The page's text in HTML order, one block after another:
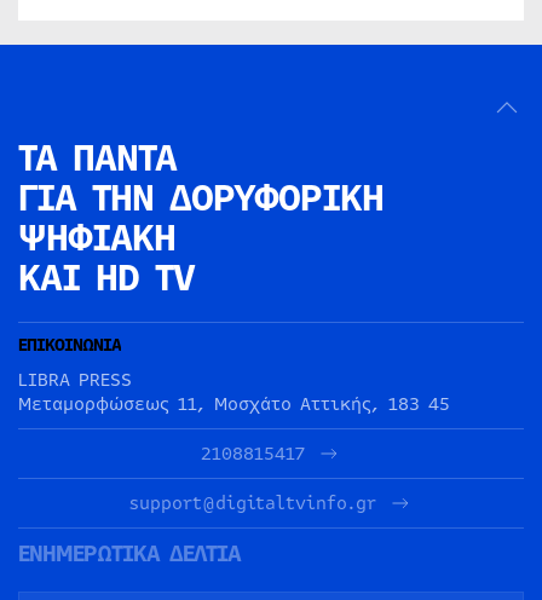
ΤΑ ΠΑΝΤΑ
ΓΙΑ ΤΗΝ ΔΟΡΥΦΟΡΙΚΗ
ΨΗΦΙΑΚΗ
ΚΑΙ HD TV
ΕΠΙΚΟΙΝΩΝΙΑ
LIBRA PRESS
Μεταμορφώσεως 11, Μοσχάτο Αττικής, 183 45
2108815417
support@digitaltvinfo.gr
ΕΝΗΜΕΡΩΤΙΚΑ ΔΕΛΤΙΑ